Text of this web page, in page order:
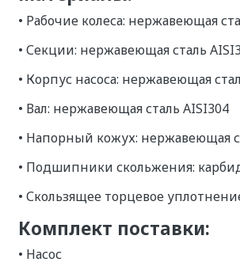
• Рабочие колеса: нержавеющая
• Секции: нержавеющая сталь
• Корпус насоса: нержавеющая
• Вал: нержавеющая сталь AISI304
• Напорный кожух: нержавеющая
• Подшипники скольжения:
• Скользящее торцевое
Комплект поставки:
• Насос